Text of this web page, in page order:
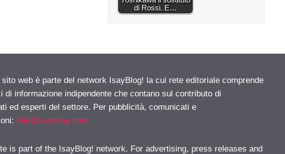
di Rossi. E…
web è parte del network IsayBlog! la cui rete editoriale comprende
di informazione indipendente che contano sul contributo di
ed esperti del settore. Per pubblicità, comunicati e
info@isayblog.com
is part of the IsayBlog! network. For advertising, press releases and